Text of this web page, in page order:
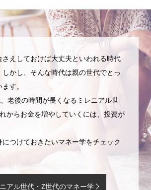
さえしておけば大丈夫といわれる時代
かし、そんな時代は親の世代でとっ
す。
老後の時間が長くなるミレニアル世
からお金を増やしていくには、投資が
つけておきたいマネー学をチェック
アル世代・Z世代のマネー学